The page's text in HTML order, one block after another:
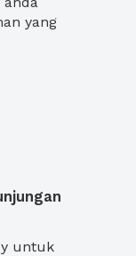
yang
untuk